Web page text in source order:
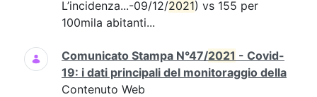
L’incidenza...-09/12/2021) vs 155 per
100mila abitanti...
Comunicato Stampa N°47/2021 - Covid-
19: i dati principali del monitoraggio della
Contenuto Web